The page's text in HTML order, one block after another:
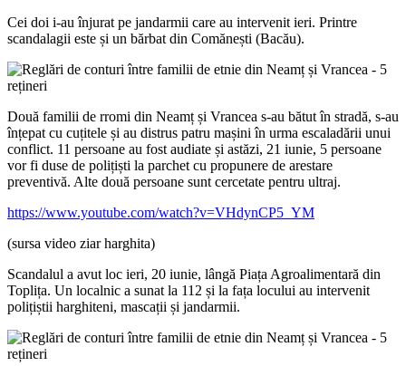
Cei doi i-au înjurat pe jandarmii care au intervenit ieri. Printre
scandalagii este și un bărbat din Comănești (Bacău).
Două familii de rromi din Neamț și Vrancea s-au bătut în stradă, s-au
înțepat cu cuțitele și au distrus patru mașini în urma escaladării unui
conflict. 11 persoane au fost audiate și astăzi, 21 iunie, 5 persoane
vor fi duse de polițiști la parchet cu propunere de arestare
preventivă. Alte două persoane sunt cercetate pentru ultraj.
https://www.youtube.com/watch?v=VHdynCP5_YM
(sursa video ziar harghita)
Scandalul a avut loc ieri, 20 iunie, lângă Piața Agroalimentară din
Toplița. Un localnic a sunat la 112 și la fața locului au intervenit
polițiștii harghiteni, mascații și jandarmii.